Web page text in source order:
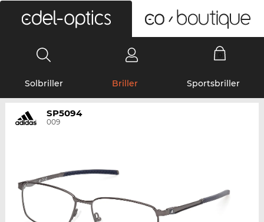
Solbriller Briller Sportsbriller
SP5094
009